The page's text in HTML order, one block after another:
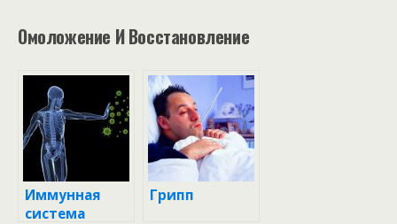
Омоложение И Восстановление
Иммунная
система
Грипп